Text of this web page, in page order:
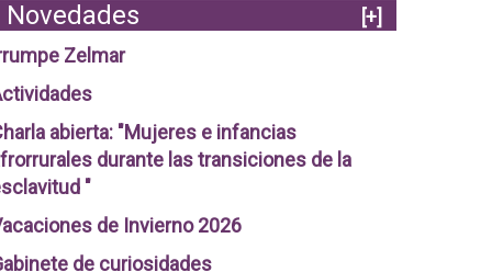
Novedades
[+]
Zelmar
abierta: "Mujeres e infancias
durante las transiciones de la
"
de Invierno 2026
de curiosidades